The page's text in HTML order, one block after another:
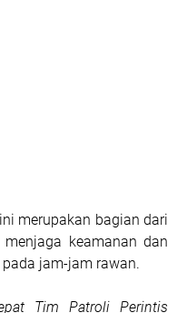
merupakan bagian dari
keamanan dan
jam-jam rawan.
Tim Patroli Perintis